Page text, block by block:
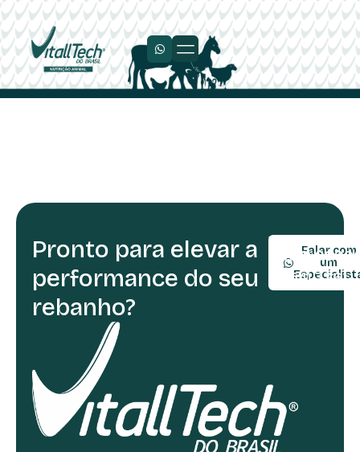
Pronto para elevar a
performance do seu
rebanho?
Falar com
um
TELEFONE:
(54)
(54) 3361-